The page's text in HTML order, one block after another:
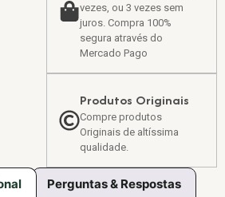
vezes, ou 3 vezes sem
juros. Compra 100%
segura através do
Mercado Pago
Produtos Originais
Compre produtos
Originais de altíssima
qualidade.
Perguntas & Respostas